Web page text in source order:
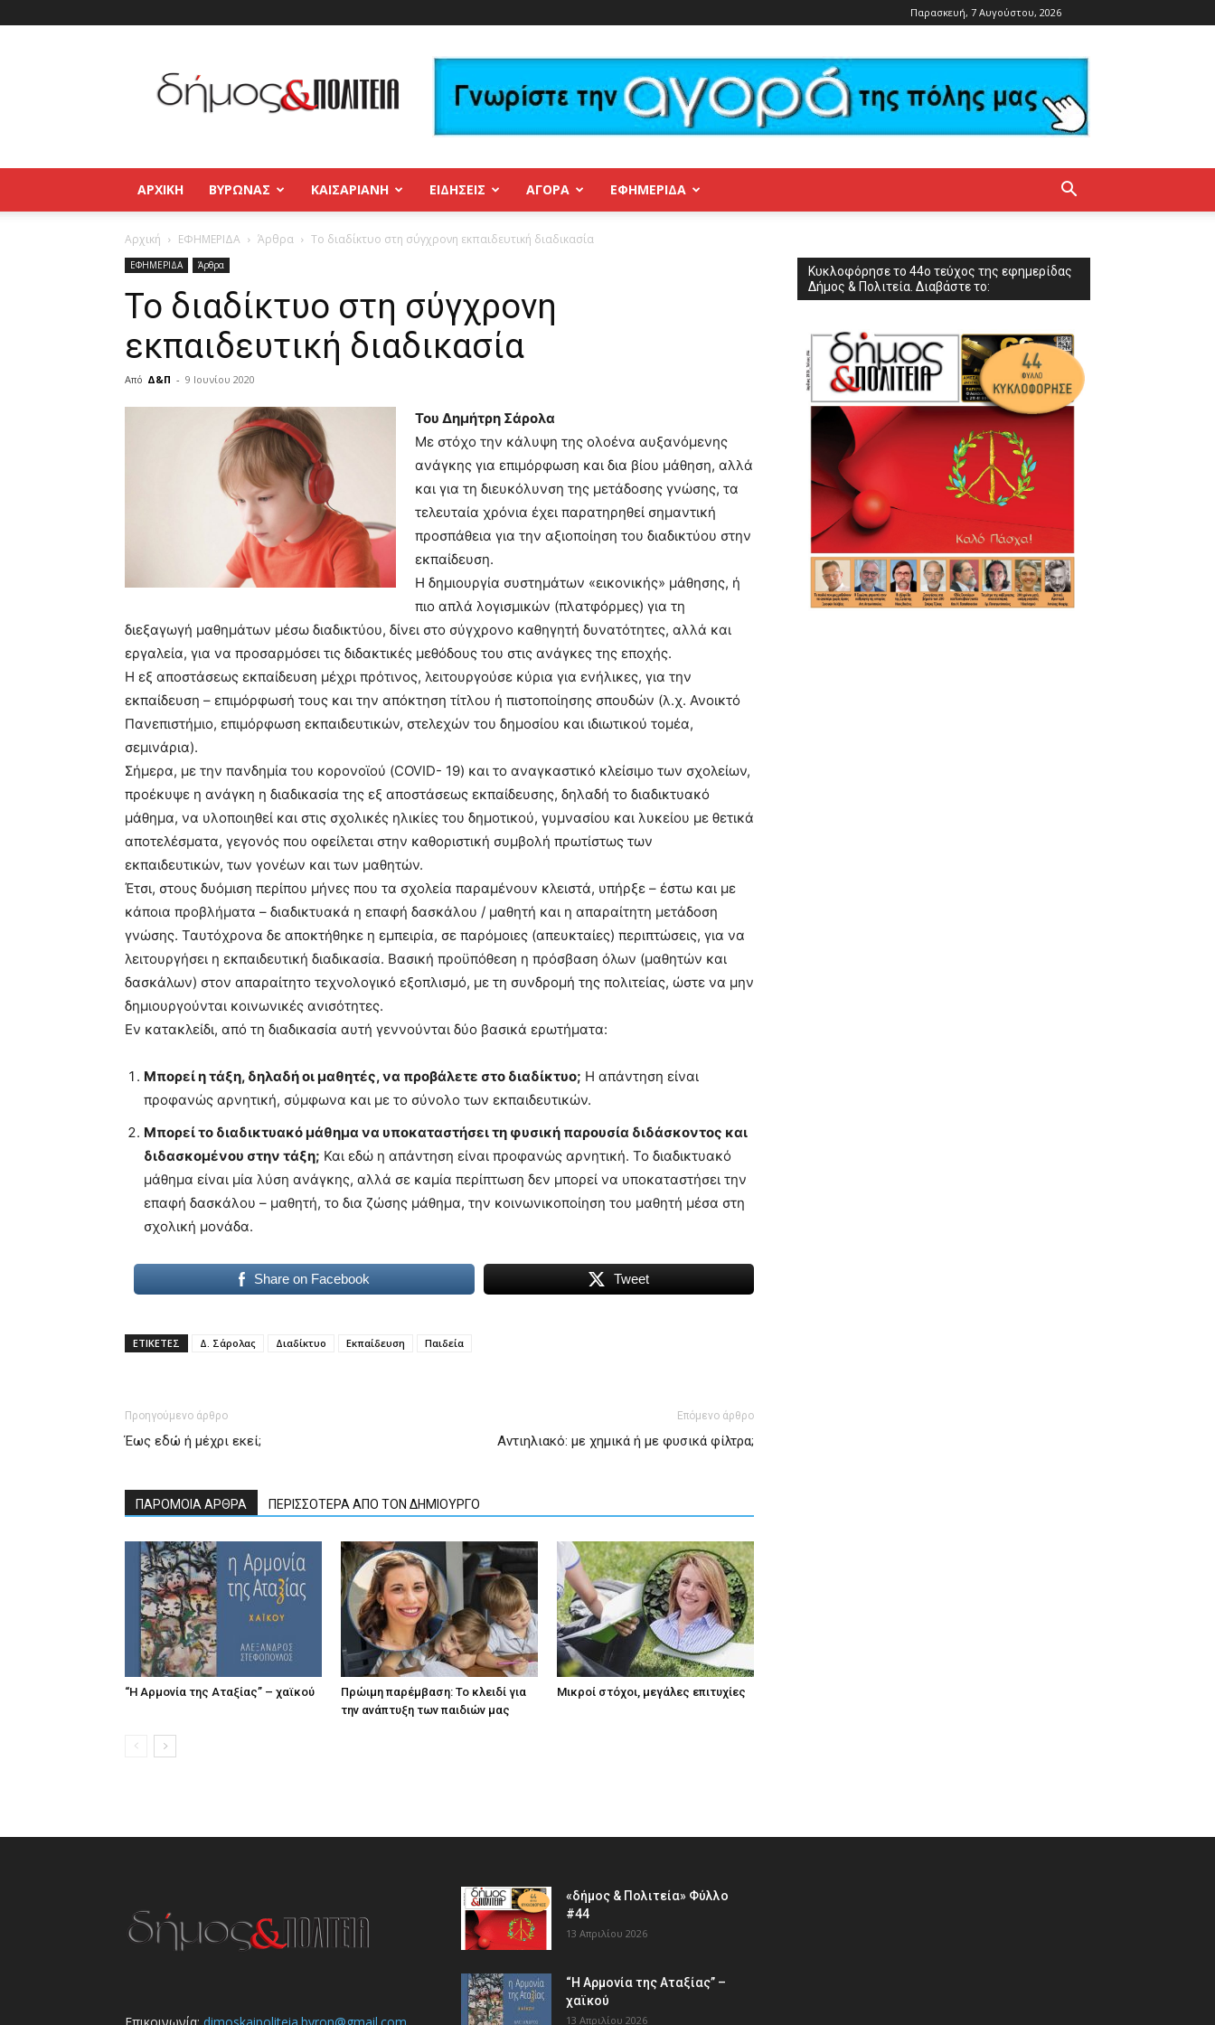
Παρασκευή, 7 Αυγούστου, 2026
και
Πολιτεία
Βύρωνας
–
Παγκράτι
ΑΡΧΙΚΉ ΒΥΡΩΝΑΣ ΚΑΙΣΑΡΙΑΝΗ ΕΙΔΗΣΕΙΣ ΑΓΟΡΑ ΕΦΗΜΕΡΊΔΑ
Αρχική ΕΦΗΜΕΡΙΔΑ Άρθρα Το διαδίκτυο στη σύγχρονη εκπαιδευτική διαδικασία
ΕΦΗΜΕΡΙΔΑ Άρθρα
Το διαδίκτυο στη σύγχρονη
εκπαιδευτική διαδικασία
Από Δ&Π - 9 Ιουνίου 2020
blonde
the
meaning
of
pain.
pornhun
hd
porn
Του Δημήτρη Σάρολα
Με στόχο την κάλυψη της ολοένα αυξανόμενης
ανάγκης για επιμόρφωση και δια βίου μάθηση, αλλά
και για τη διευκόλυνση της μετάδοσης γνώσης, τα
τελευταία χρόνια έχει παρατηρηθεί σημαντική
προσπάθεια για την αξιοποίηση του διαδικτύου στην
εκπαίδευση.
Η δημιουργία συστημάτων «εικονικής» μάθησης, ή
πιο απλά λογισμικών (πλατφόρμες) για τη
διεξαγωγή μαθημάτων μέσω διαδικτύου, δίνει στο σύγχρονο καθηγητή δυνατότητες, αλλά και
εργαλεία, για να προσαρμόσει τις διδακτικές μεθόδους του στις ανάγκες της εποχής.
Η εξ αποστάσεως εκπαίδευση μέχρι πρότινος, λειτουργούσε κύρια για ενήλικες, για την
εκπαίδευση – επιμόρφωσή τους και την απόκτηση τίτλου ή πιστοποίησης σπουδών (λ.χ. Ανοικτό
Πανεπιστήμιο, επιμόρφωση εκπαιδευτικών, στελεχών του δημοσίου και ιδιωτικού τομέα,
σεμινάρια).
Σήμερα, με την πανδημία του κορονοϊού (COVID- 19) και το αναγκαστικό κλείσιμο των σχολείων,
προέκυψε η ανάγκη η διαδικασία της εξ αποστάσεως εκπαίδευσης, δηλαδή το διαδικτυακό
μάθημα, να υλοποιηθεί και στις σχολικές ηλικίες του δημοτικού, γυμνασίου και λυκείου με θετικά
αποτελέσματα, γεγονός που οφείλεται στην καθοριστική συμβολή πρωτίστως των
εκπαιδευτικών, των γονέων και των μαθητών.
Έτσι, στους δυόμιση περίπου μήνες που τα σχολεία παραμένουν κλειστά, υπήρξε – έστω και με
κάποια προβλήματα – διαδικτυακά η επαφή δασκάλου / μαθητή και η απαραίτητη μετάδοση
γνώσης. Ταυτόχρονα δε αποκτήθηκε η εμπειρία, σε παρόμοιες (απευκταίες) περιπτώσεις, για να
λειτουργήσει η εκπαιδευτική διαδικασία. Βασική προϋπόθεση η πρόσβαση όλων (μαθητών και
δασκάλων) στον απαραίτητο τεχνολογικό εξοπλισμό, με τη συνδρομή της πολιτείας, ώστε να μην
δημιουργούνται κοινωνικές ανισότητες.
Εν κατακλείδι, από τη διαδικασία αυτή γεννούνται δύο βασικά ερωτήματα:
Μπορεί η τάξη, δηλαδή οι μαθητές, να προβάλετε στο διαδίκτυο; Η απάντηση είναι
προφανώς αρνητική, σύμφωνα και με το σύνολο των εκπαιδευτικών.
Μπορεί το διαδικτυακό μάθημα να υποκαταστήσει τη φυσική παρουσία διδάσκοντος και
διδασκομένου στην τάξη; Και εδώ η απάντηση είναι προφανώς αρνητική. Το διαδικτυακό
μάθημα είναι μία λύση ανάγκης, αλλά σε καμία περίπτωση δεν μπορεί να υποκαταστήσει την
επαφή δασκάλου – μαθητή, το δια ζώσης μάθημα, την κοινωνικοποίηση του μαθητή μέσα στη
σχολική μονάδα.
Share on Facebook Tweet
ΕΤΙΚΕΤΕΣ Δ. Σάρολας Διαδίκτυο Εκπαίδευση Παιδεία
Προηγούμενο άρθρο
Έως εδώ ή µέχρι εκεί;
Επόμενο άρθρο
Αντιηλιακό: με χημικά ή με φυσικά φίλτρα;
ΠΑΡΟΜΟΙΑ ΑΡΘΡΑ ΠΕΡΙΣΣΟΤΕΡΑ ΑΠΟ ΤΟΝ ΔΗΜΙΟΥΡΓΟ
“Η Αρμονία της Αταξίας” – χαϊκού
Πρώιμη παρέμβαση: Το κλειδί για
την ανάπτυξη των παιδιών µας
Μικροί στόχοι, μεγάλες επιτυχίες
Κυκλοφόρησε το 44ο τεύχος της εφημερίδας
Δήμος & Πολιτεία. Διαβάστε το:
Επικοινωνία: dimoskaipoliteia.byron@gmail.com
«δήμος & Πολιτεία» Φύλλο
#44
13 Απριλίου 2026
“Η Αρμονία της Αταξίας” –
χαϊκού
13 Απριλίου 2026